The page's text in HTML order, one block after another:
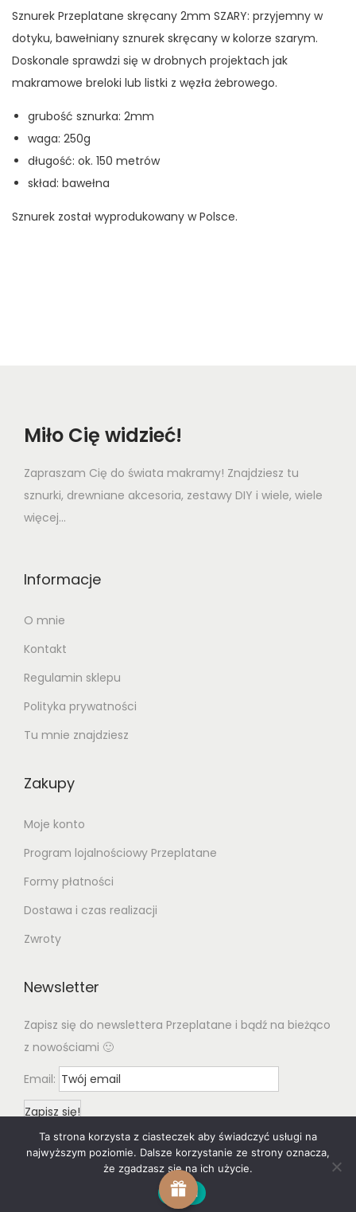
.
Sznurek Przeplatane skręcany 2mm SZARY: przyjemny w
dotyku, bawełniany sznurek skręcany w kolorze szarym.
Doskonale sprawdzi się w drobnych projektach jak
makramowe breloki lub listki z węzła żebrowego.
grubość sznurka: 2mm
waga: 250g
długość: ok. 150 metrów
skład: bawełna
Sznurek został wyprodukowany w Polsce.
Miło Cię widzieć!
Zapraszam Cię do świata makramy! Znajdziesz tu
sznurki, drewniane akcesoria, zestawy DIY i wiele, wiele
więcej...
Informacje
O mnie
Kontakt
Regulamin sklepu
Polityka prywatności
Tu mnie znajdziesz
Zakupy
Moje konto
Program lojalnościowy Przeplatane
Formy płatności
Dostawa i czas realizacji
Zwroty
Newsletter
Zapisz się do newslettera Przeplatane i bądź na bieżąco
z nowościami 🙂
Email:
Privacy PolicyAll rights reserved. Designed
Ta strona korzysta z ciasteczek aby świadczyć usługi na
najwyższym poziomie. Dalsze korzystanie ze strony oznacza,
że zgadzasz się na ich użycie.
Zgoda